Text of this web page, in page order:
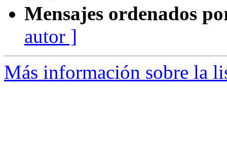
Mensajes ordenados
autor ]
Más información sobre la